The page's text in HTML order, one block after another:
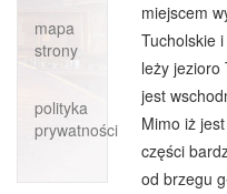
mapa
strony
polityka
prywatności
miejscem
Tucholskie
leży jezioro
jest
Mimo iż
części
od brzegu